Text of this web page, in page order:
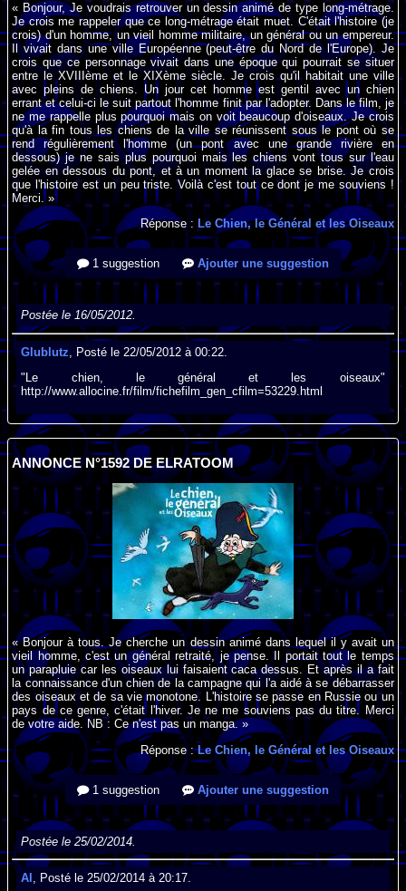
« Bonjour, Je voudrais retrouver un dessin animé de type long-métrage.
Je crois me rappeler que ce long-métrage était muet. C'était l'histoire (je
crois) d'un homme, un vieil homme militaire, un général ou un empereur.
Il vivait dans une ville Européenne (peut-être du Nord de l'Europe). Je
crois que ce personnage vivait dans une époque qui pourrait se situer
entre le XVIIIème et le XIXème siècle. Je crois qu'il habitait une ville
avec pleins de chiens. Un jour cet homme est gentil avec un chien
errant et celui-ci le suit partout l'homme finit par l'adopter. Dans le film, je
ne me rappelle plus pourquoi mais on voit beaucoup d'oiseaux. Je crois
qu'à la fin tous les chiens de la ville se réunissent sous le pont où se
rend régulièrement l'homme (un pont avec une grande rivière en
dessous) je ne sais plus pourquoi mais les chiens vont tous sur l'eau
gelée en dessous du pont, et à un moment la glace se brise. Je crois
que l'histoire est un peu triste. Voilà c'est tout ce dont je me souviens !
Merci. »
Réponse : Le Chien, le Général et les Oiseaux
1 suggestion Ajouter une suggestion
Postée le 16/05/2012.
Glublutz , Posté le 22/05/2012 à 00:22.
"Le chien, le général et les oiseaux"
http://www.allocine.fr/film/fichefilm_gen_cfilm=53229.html
ANNONCE N°1592 DE ELRATOOM
« Bonjour à tous. Je cherche un dessin animé dans lequel il y avait un
vieil homme, c'est un général retraité, je pense. Il portait tout le temps
un parapluie car les oiseaux lui faisaient caca dessus. Et après il a fait
la connaissance d'un chien de la campagne qui l'a aidé à se débarrasser
des oiseaux et de sa vie monotone. L'histoire se passe en Russie ou un
pays de ce genre, c'était l'hiver. Je ne me souviens pas du titre. Merci
de votre aide. NB : Ce n'est pas un manga. »
Réponse :Le Chien, le Général et les Oiseaux
1 suggestion Ajouter une suggestion
Postée le 25/02/2014.
Al , Posté le 25/02/2014 à 20:17.